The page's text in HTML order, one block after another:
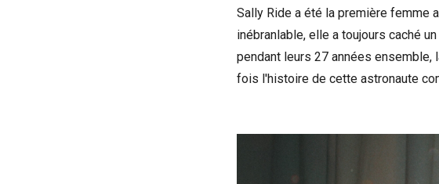
Sally Ride a été la première femme
inébranlable, elle a toujours caché
pendant leurs 27 années ensemble,
fois l'histoire de cette astronaute